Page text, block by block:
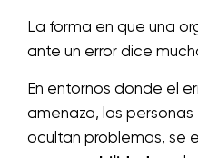
La forma en que una
ante un error dice
En entornos donde el
amenaza, las
ocultan problemas, se